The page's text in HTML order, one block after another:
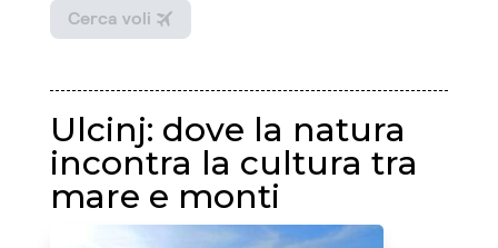
Ulcinj: dove la natura
incontra la cultura tra
mare e monti